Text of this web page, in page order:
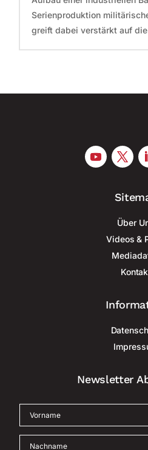
Serienproduktion
greift dabei verstärkt auf
Über
Videos &
Newsletter